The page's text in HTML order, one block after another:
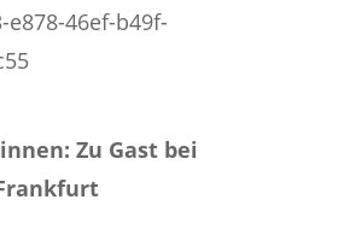
Zu Gast bei